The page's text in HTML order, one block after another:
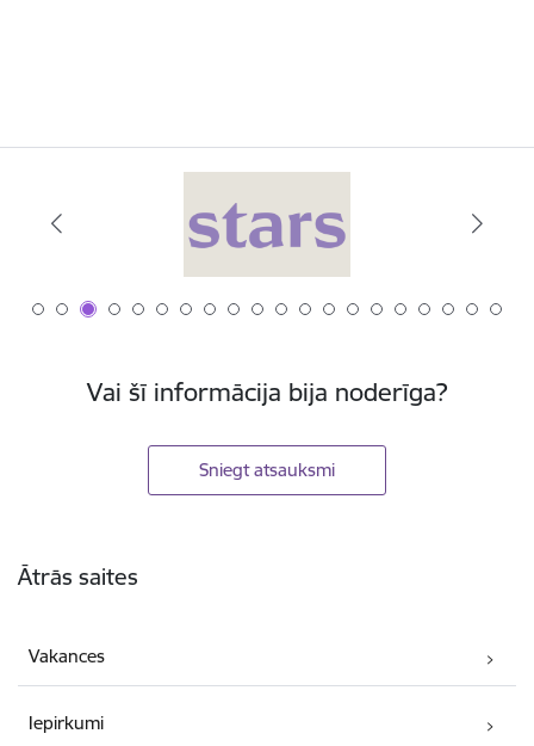
Vai šī informācija bija noderīga?
Sniegt atsauksmi
Ātrās saites
Vakances
Iepirkumi